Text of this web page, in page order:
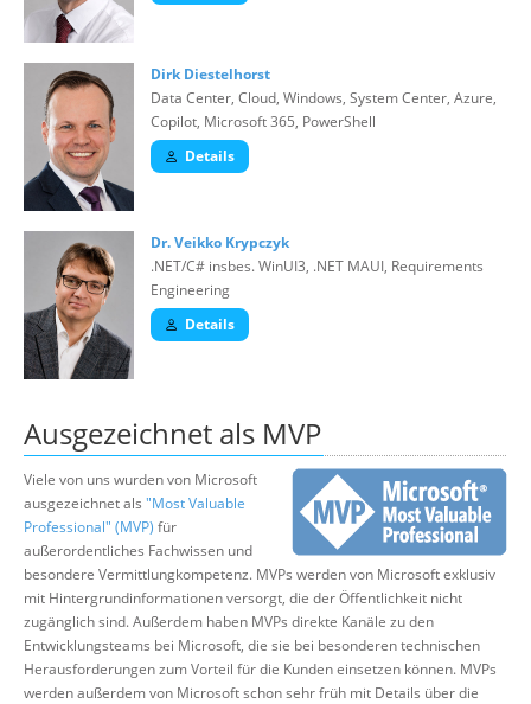
Dirk Diestelhorst
Data Center, Cloud, Windows, System Center, Azure,
Copilot, Microsoft 365, PowerShell
Details
Dr. Veikko Krypczyk
.NET/C# insbes. WinUI3, .NET MAUI, Requirements
Engineering
Details
Ausgezeichnet als MVP
Viele von uns wurden von Microsoft
ausgezeichnet als "Most Valuable
Professional" (MVP) für
außerordentliches Fachwissen und
besondere Vermittlungkompetenz. MVPs werden von Microsoft exklusiv
mit Hintergrundinformationen versorgt, die der Öffentlichkeit nicht
zugänglich sind. Außerdem haben MVPs direkte Kanäle zu den
Entwicklungsteams bei Microsoft, die sie bei besonderen technischen
Herausforderungen zum Vorteil für die Kunden einsetzen können. MVPs
werden außerdem von Microsoft schon sehr früh mit Details über die